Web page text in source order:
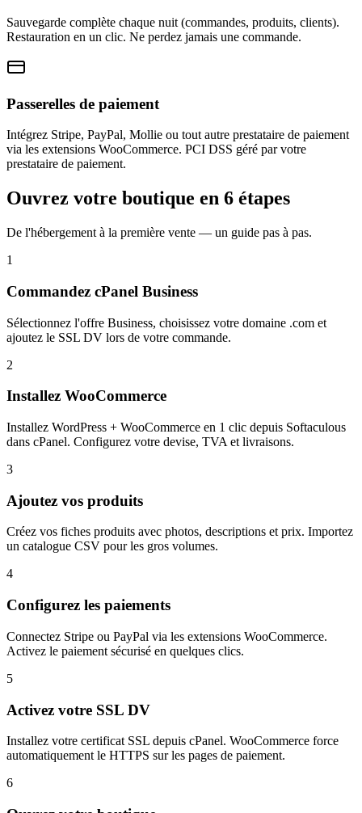
Sauvegarde complète chaque nuit (commandes, produits, clients).
Restauration en un clic. Ne perdez jamais une commande.
Passerelles de paiement
Intégrez Stripe, PayPal, Mollie ou tout autre prestataire de paiement
via les extensions WooCommerce. PCI DSS géré par votre
prestataire de paiement.
Ouvrez votre boutique en 6 étapes
De l'hébergement à la première vente — un guide pas à pas.
1
Commandez cPanel Business
Sélectionnez l'offre Business, choisissez votre domaine .com et
ajoutez le SSL DV lors de votre commande.
2
Installez WooCommerce
Installez WordPress + WooCommerce en 1 clic depuis Softaculous
dans cPanel. Configurez votre devise, TVA et livraisons.
3
Ajoutez vos produits
Créez vos fiches produits avec photos, descriptions et prix. Importez
un catalogue CSV pour les gros volumes.
4
Configurez les paiements
Connectez Stripe ou PayPal via les extensions WooCommerce.
Activez le paiement sécurisé en quelques clics.
5
Activez votre SSL DV
Installez votre certificat SSL depuis cPanel. WooCommerce force
automatiquement le HTTPS sur les pages de paiement.
6